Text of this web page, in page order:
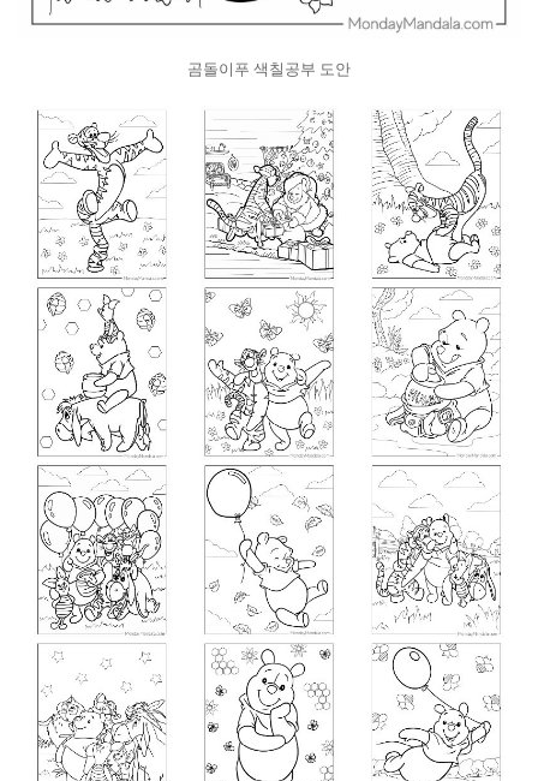
곰돌이푸 색칠공부 도안